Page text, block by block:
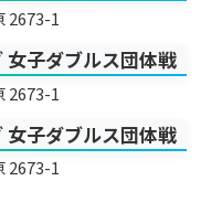
2673-1
子ダブルス団体戦
2673-1
子ダブルス団体戦
2673-1